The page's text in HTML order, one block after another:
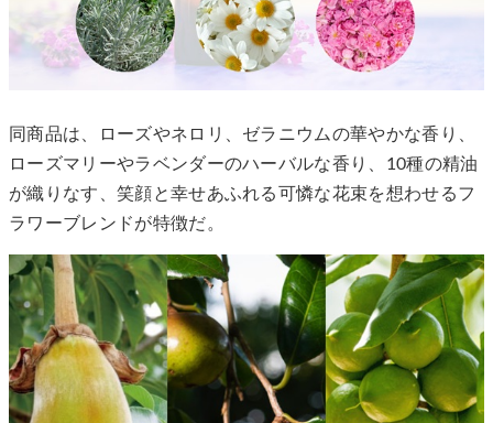
同商品は、ローズやネロリ、ゼラニウムの華やかな香り、
ローズマリーやラベンダーのハーバルな香り、10種の精油
が織りなす、笑顔と幸せあふれる可憐な花束を想わせるフ
ラワーブレンドが特徴だ。